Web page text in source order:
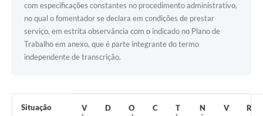
Diário Oficial
Links
Serviços Online
com especificações constantes no procedimento administrativo,
no qual o fomentador se declara em condições de prestar
serviço, em estrita observância com o indicado no Plano de
Trabalho em anexo, que é parte integrante do termo
independente de transcrição.
Situação
V
D
O
C
T
N
V
R